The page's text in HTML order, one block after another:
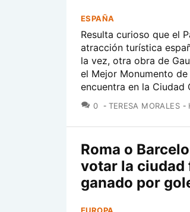
ESPAÑA
Resulta curioso que el
atracción turística
la vez, otra obra de
el Mejor Monumento
encuentra en la Ciudad
0 COMENTARIOS
TERESA MORALES
Roma o
votar la ciudad
ganado por